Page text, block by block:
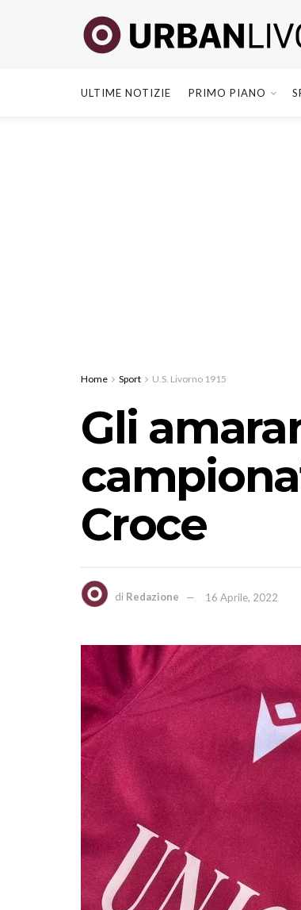
ULTIME NOTIZIE PRIMO PIANO
Home Sport U.S. Livorno 1915
Gli
Croce
di Redazione 16 Aprile, 2022